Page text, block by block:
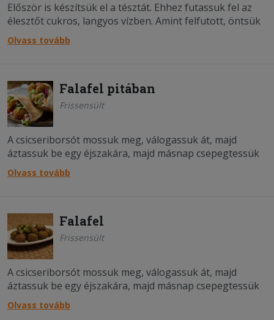
Először is készítsük el a tésztát. Ehhez futassuk fel az
élesztőt cukros, langyos vízben. Amint felfutott, öntsük
hozzá a liszthez, majd adjuk hozzá a sót és két evőkanál
olívaolajat. Dolgozzuk össze a tésztát, majd tiszta
Olvass tovább
Falafel pitában
Frissensült
A csicseriborsót mossuk meg, válogassuk át, majd
áztassuk be egy éjszakára, majd másnap csepegtessük
le. A hagymákat pucoljuk meg, a petrezselymet vágjuk
kis darabokra, majd aprítógépben aprítsuk össze a
Olvass tovább
Falafel
Frissensült
A csicseriborsót mossuk meg, válogassuk át, majd
áztassuk be egy éjszakára, majd másnap csepegtessük
le. A hagymákat pucoljuk meg, a petrezselymet vágjuk
kis darabokra, majd aprítógépben aprítsuk össze a
Olvass tovább